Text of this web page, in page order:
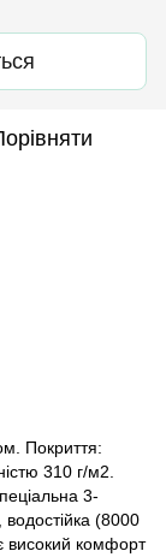
Покриття:
310 г/м2.
3-
(8000
високий комфорт